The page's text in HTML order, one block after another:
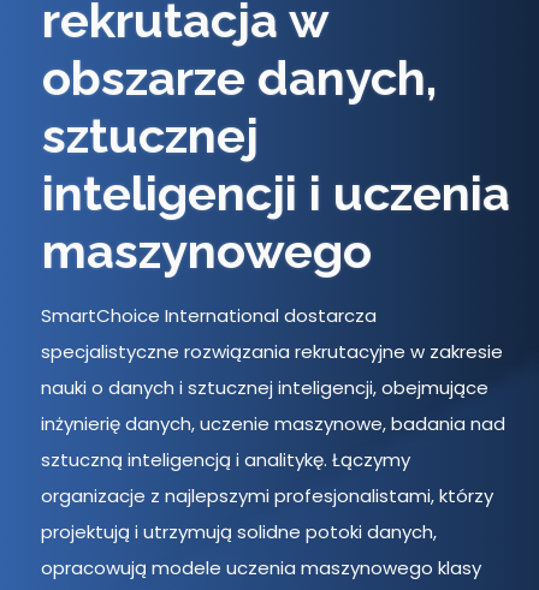
rekrutacja w
obszarze danych,
sztucznej
inteligencji i uczenia
maszynowego
SmartChoice International dostarcza
specjalistyczne rozwiązania rekrutacyjne w zakresie
nauki o danych i sztucznej inteligencji, obejmujące
inżynierię danych, uczenie maszynowe, badania nad
sztuczną inteligencją i analitykę. Łączymy
organizacje z najlepszymi profesjonalistami, którzy
projektują i utrzymują solidne potoki danych,
opracowują modele uczenia maszynowego klasy